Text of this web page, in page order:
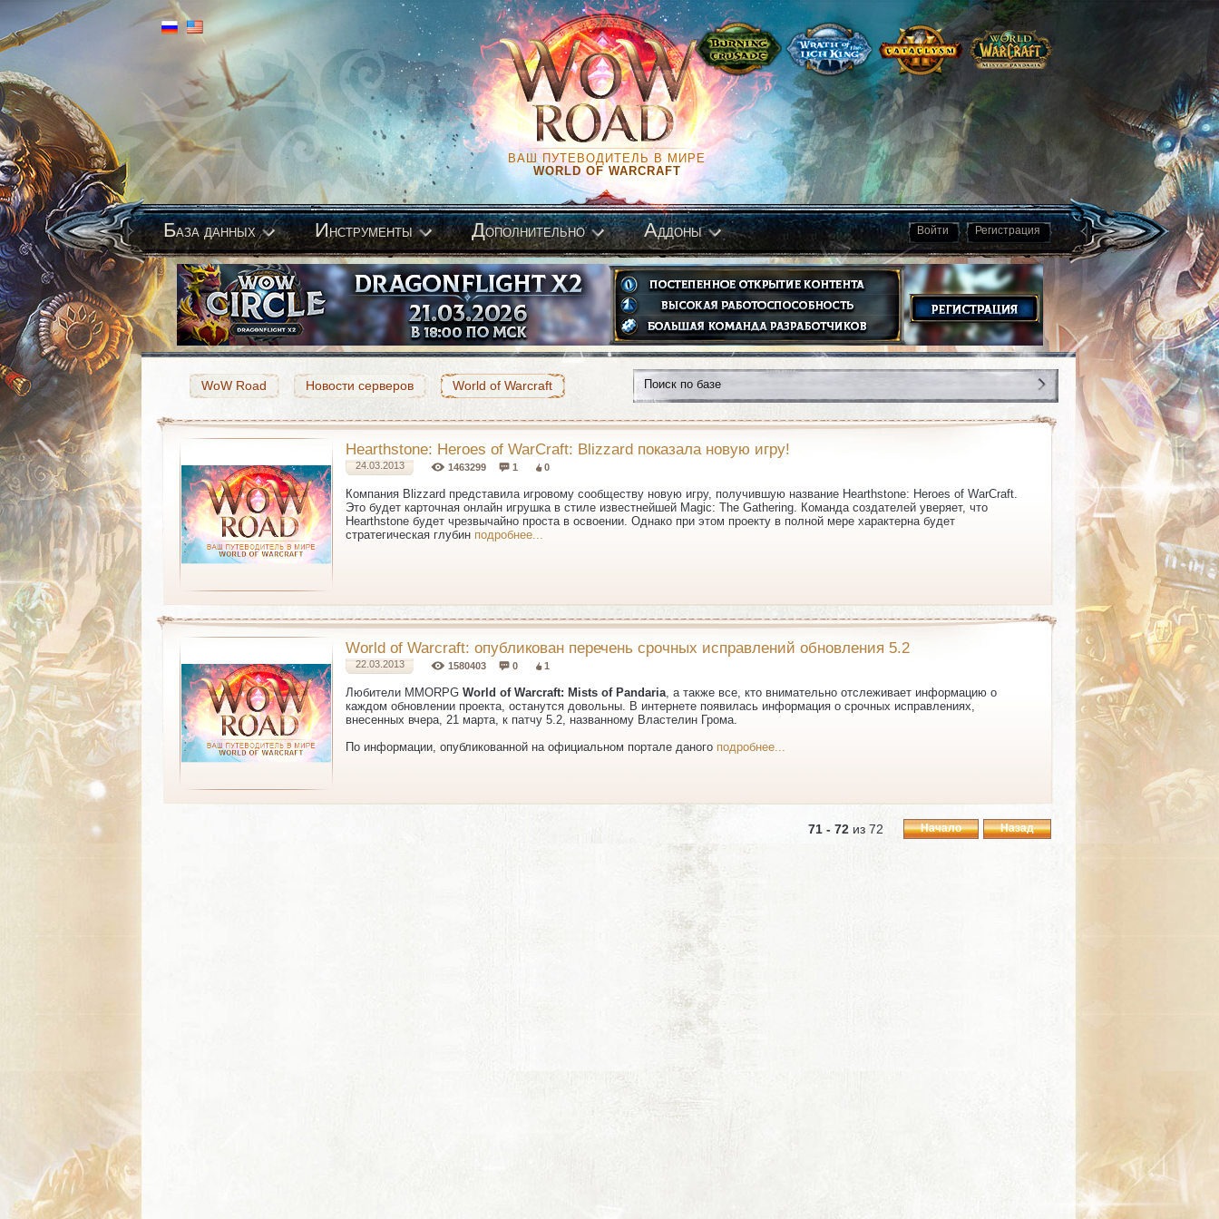
ВАШ ПУТЕВОДИТЕЛЬ В МИРЕ
WORLD OF WARCRAFT
Войти Регистрация
База данных Инструменты Дополнительно Аддоны
WoW Road Новости серверов World of Warcraft
Hearthstone: Heroes of WarCraft: Blizzard показала новую игру!
24.03.2013 1463299 1 0
Компания Blizzard представила игровому сообществу новую игру, получившую название Hearthstone: Heroes of WarCraft.
Это будет карточная онлайн игрушка в стиле известнейшей Magic: The Gathering. Команда создателей уверяет, что
Hearthstone будет чрезвычайно проста в освоении. Однако при этом проекту в полной мере характерна будет
стратегическая глубин подробнее...
World of Warcraft: опубликован перечень срочных исправлений обновления 5.2
22.03.2013 1580403 0 1
Любители MMORPG World of Warcraft: Mists of Pandaria, а также все, кто внимательно отслеживает информацию о
каждом обновлении проекта, останутся довольны. В интернете появилась информация о срочных исправлениях,
внесенных вчера, 21 марта, к патчу 5.2, названному Властелин Грома.
По информации, опубликованной на официальном портале даного подробнее...
Начало Назад
71 - 72 из 72